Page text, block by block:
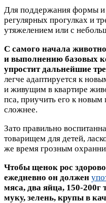
Для поддержания формы и
регулярных прогулках и
утяжелением или с
С самого начала
и выполнению базовых
упростит дальнейшие
легче адаптируется к
и живущим в квартире
пса, приучить его к новым
сложнее.
Зато правильно
товарищем для детей,
же время грозным
Чтобы щенок рос
ежедневно он должен
мяса, два яйца, 150-200г
муку, зелень, крупы в